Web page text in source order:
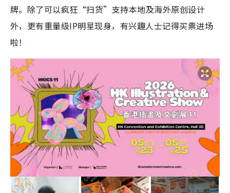
牌。除了可以疯狂“扫货”支持本地及海外原创设计
外，更有重量级IP明星现身，有兴趣人士记得买票进场
啦！